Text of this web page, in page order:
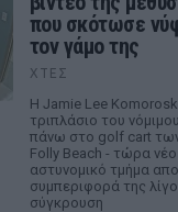
που σκότωσε
τον γάμο της
ΧΤΕΣ
Η Jamie Lee
τριπλάσιο του
πάνω στο golf cart
Folly Beach - τώρα
αστυνομικό τμήμα
συμπεριφορά της
σύγκρουση